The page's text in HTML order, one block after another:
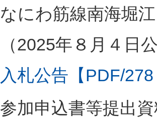
なにわ筋線南海堀
（2025年８月４日
入札公告【PDF/
参加申込書等提出